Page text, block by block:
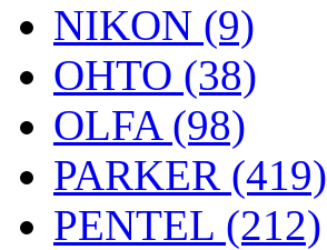
NIKON (9)
OHTO (38)
OLFA (98)
PARKER (419)
PENTEL (212)